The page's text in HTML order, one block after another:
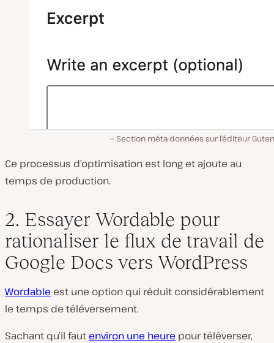
Section méta-données sur l’éditeur
Ce processus d’optimisation est long et ajoute au
temps de production.
2. Essayer Wordable pour
rationaliser le flux de travail de
Google Docs vers WordPress
Wordable est une option qui réduit considérablement
le temps de téléversement.
Sachant qu’il faut environ une heure pour téléverser,